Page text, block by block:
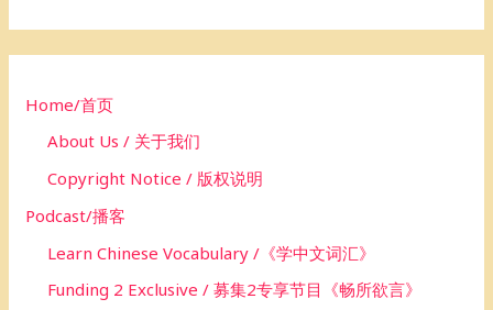
rHome/首页
About Us / 关于我们
Copyright Notice / 版权说明
Podcast/播客
Learn Chinese Vocabulary /《学中文词汇》
Funding 2 Exclusive / 募集2专享节目《畅所欲言》